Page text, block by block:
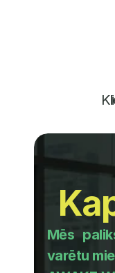
Mēs
varētu